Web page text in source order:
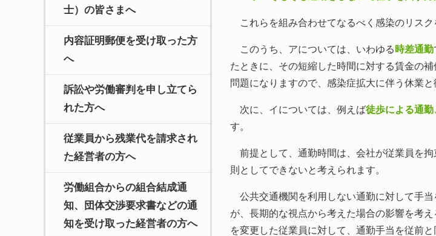
これらを組み合わせてなるべく感染のリスク
このうち、アについては、いわゆる 時差通勤
たときに、その短縮した時間に対する賃金の
問題になりますので、感染症拡大に伴う休業
次に、イについては、例えば徒歩による通
す。
前提として、通勤時間は、会社が従業員を
則としてできないと考えられます。
公共交通機関を利用しない通勤に対して手
が、長期的な視点から考えた場合の影響を考
を変更した従業員に対して、通勤手当を従前
士）の皆さまへ
内容証明郵便を受け取った方
へ
訴訟や労働審判を申し立てら
れた方へ
従業員から残業代を請求され
た経営者の方へ
労働組合からの組合結成通
知、団体交渉要求書などの通
知を受け取った経営者の方へ